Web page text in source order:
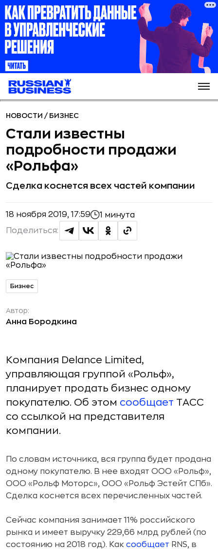
НОВОСТИ / БИЗНЕС
Стали известны
подробности продажи
«Рольфа»
Сделка коснется всех частей компании
18 ноября 2019, 17:59 1 минута
Поделиться:
Бизнес
Автор:
Анна Бородкина
Компания Delance Limited,
управляющая группой «Рольф»,
планирует продать бизнес одному
покупателю. Об этом сообщает ТАСС
со ссылкой на представителя
компании.
По словам источника, вся группа будет продана
одному покупателю. В нее входят ООО «Рольф»,
ООО «Рольф Моторс», ООО «Рольф Эстейт СПб».
Сделка коснется всех перечисленных частей.
Сейчас компания занимает 11% российского
рынка и имеет выручку 229,66 млрд рублей (по
состоянию на 2018 год). Как сообщает RNS, в